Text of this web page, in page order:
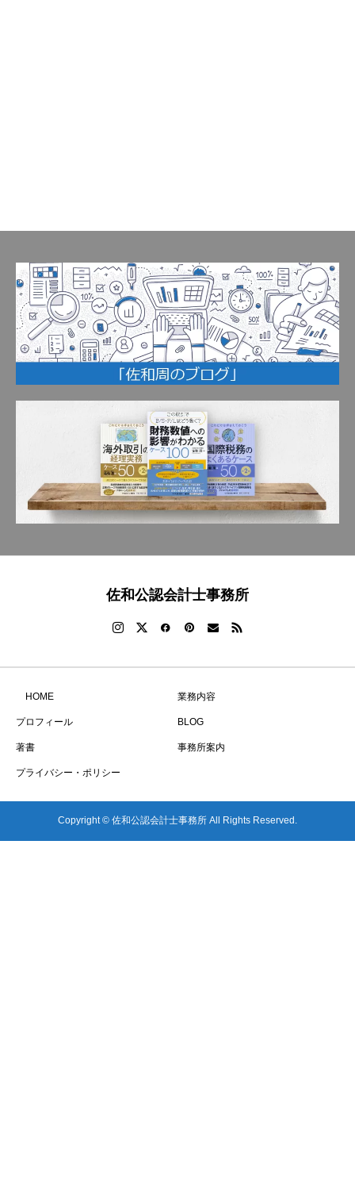
佐和公認会計士事務所
HOME 業務内容
プロフィール BLOG
著書 事務所案内
プライバシー・ポリシー
Copyright © 佐和公認会計士事務所 All Rights Reserved.